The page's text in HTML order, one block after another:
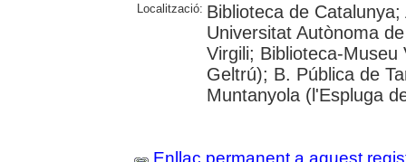
Localització: Biblioteca de
Universitat Autònoma
Virgili; Biblioteca-
Geltrú); B. Pública de
Muntanyola (l'Espluga
Enllaç permanent a aquest